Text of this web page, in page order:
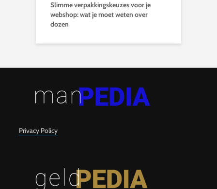
Slimme verpakkingskeuzes voor je
webshop: wat je moet weten over
dozen
Privacy Policy